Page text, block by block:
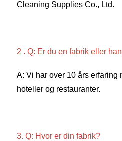
Cleaning Supplies Co., Ltd.
2 . Q: Er du en fabrik eller
A: Vi har over 10 års erfaring
hoteller og restauranter.
3. Q: Hvor er din fabrik?